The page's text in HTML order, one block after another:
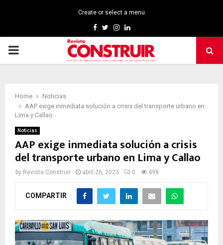
Create or select a menu
Facebook
TwitterInstagram
Linkedin
PRIMARY
Home
Noticias
AAP exige inmediata solución a crisis del transporte urbano en
Lima y Callao
Noticias
AAP exige inmediata solución a crisis
del transporte urbano en Lima y Callao
by Revista Construir abril 26, 2023 0 498
COMPARTIR